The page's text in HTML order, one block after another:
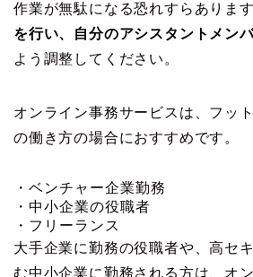
作業が無駄になる恐れすらあります
を行い、自分のアシスタントメン
よう調整してください。
オンライン事務サービスは、フッ
の働き方の場合におすすめです。
・ベンチャー企業勤務
・中小企業の役職者
・フリーランス
大手企業に勤務の役職者や、高セ
む中小企業に勤務される方は、オ